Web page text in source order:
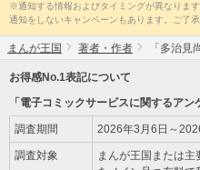
※通知する情報およびタイミングが異なりま
通知をしないキャンペーンもあります。ご了承
まんが王国 著者・作者 「多治見
お得感No.1表記について
「電子コミックサービスに関するアン
調査期間 2026年3月6日～
調査対象
まんが王国または